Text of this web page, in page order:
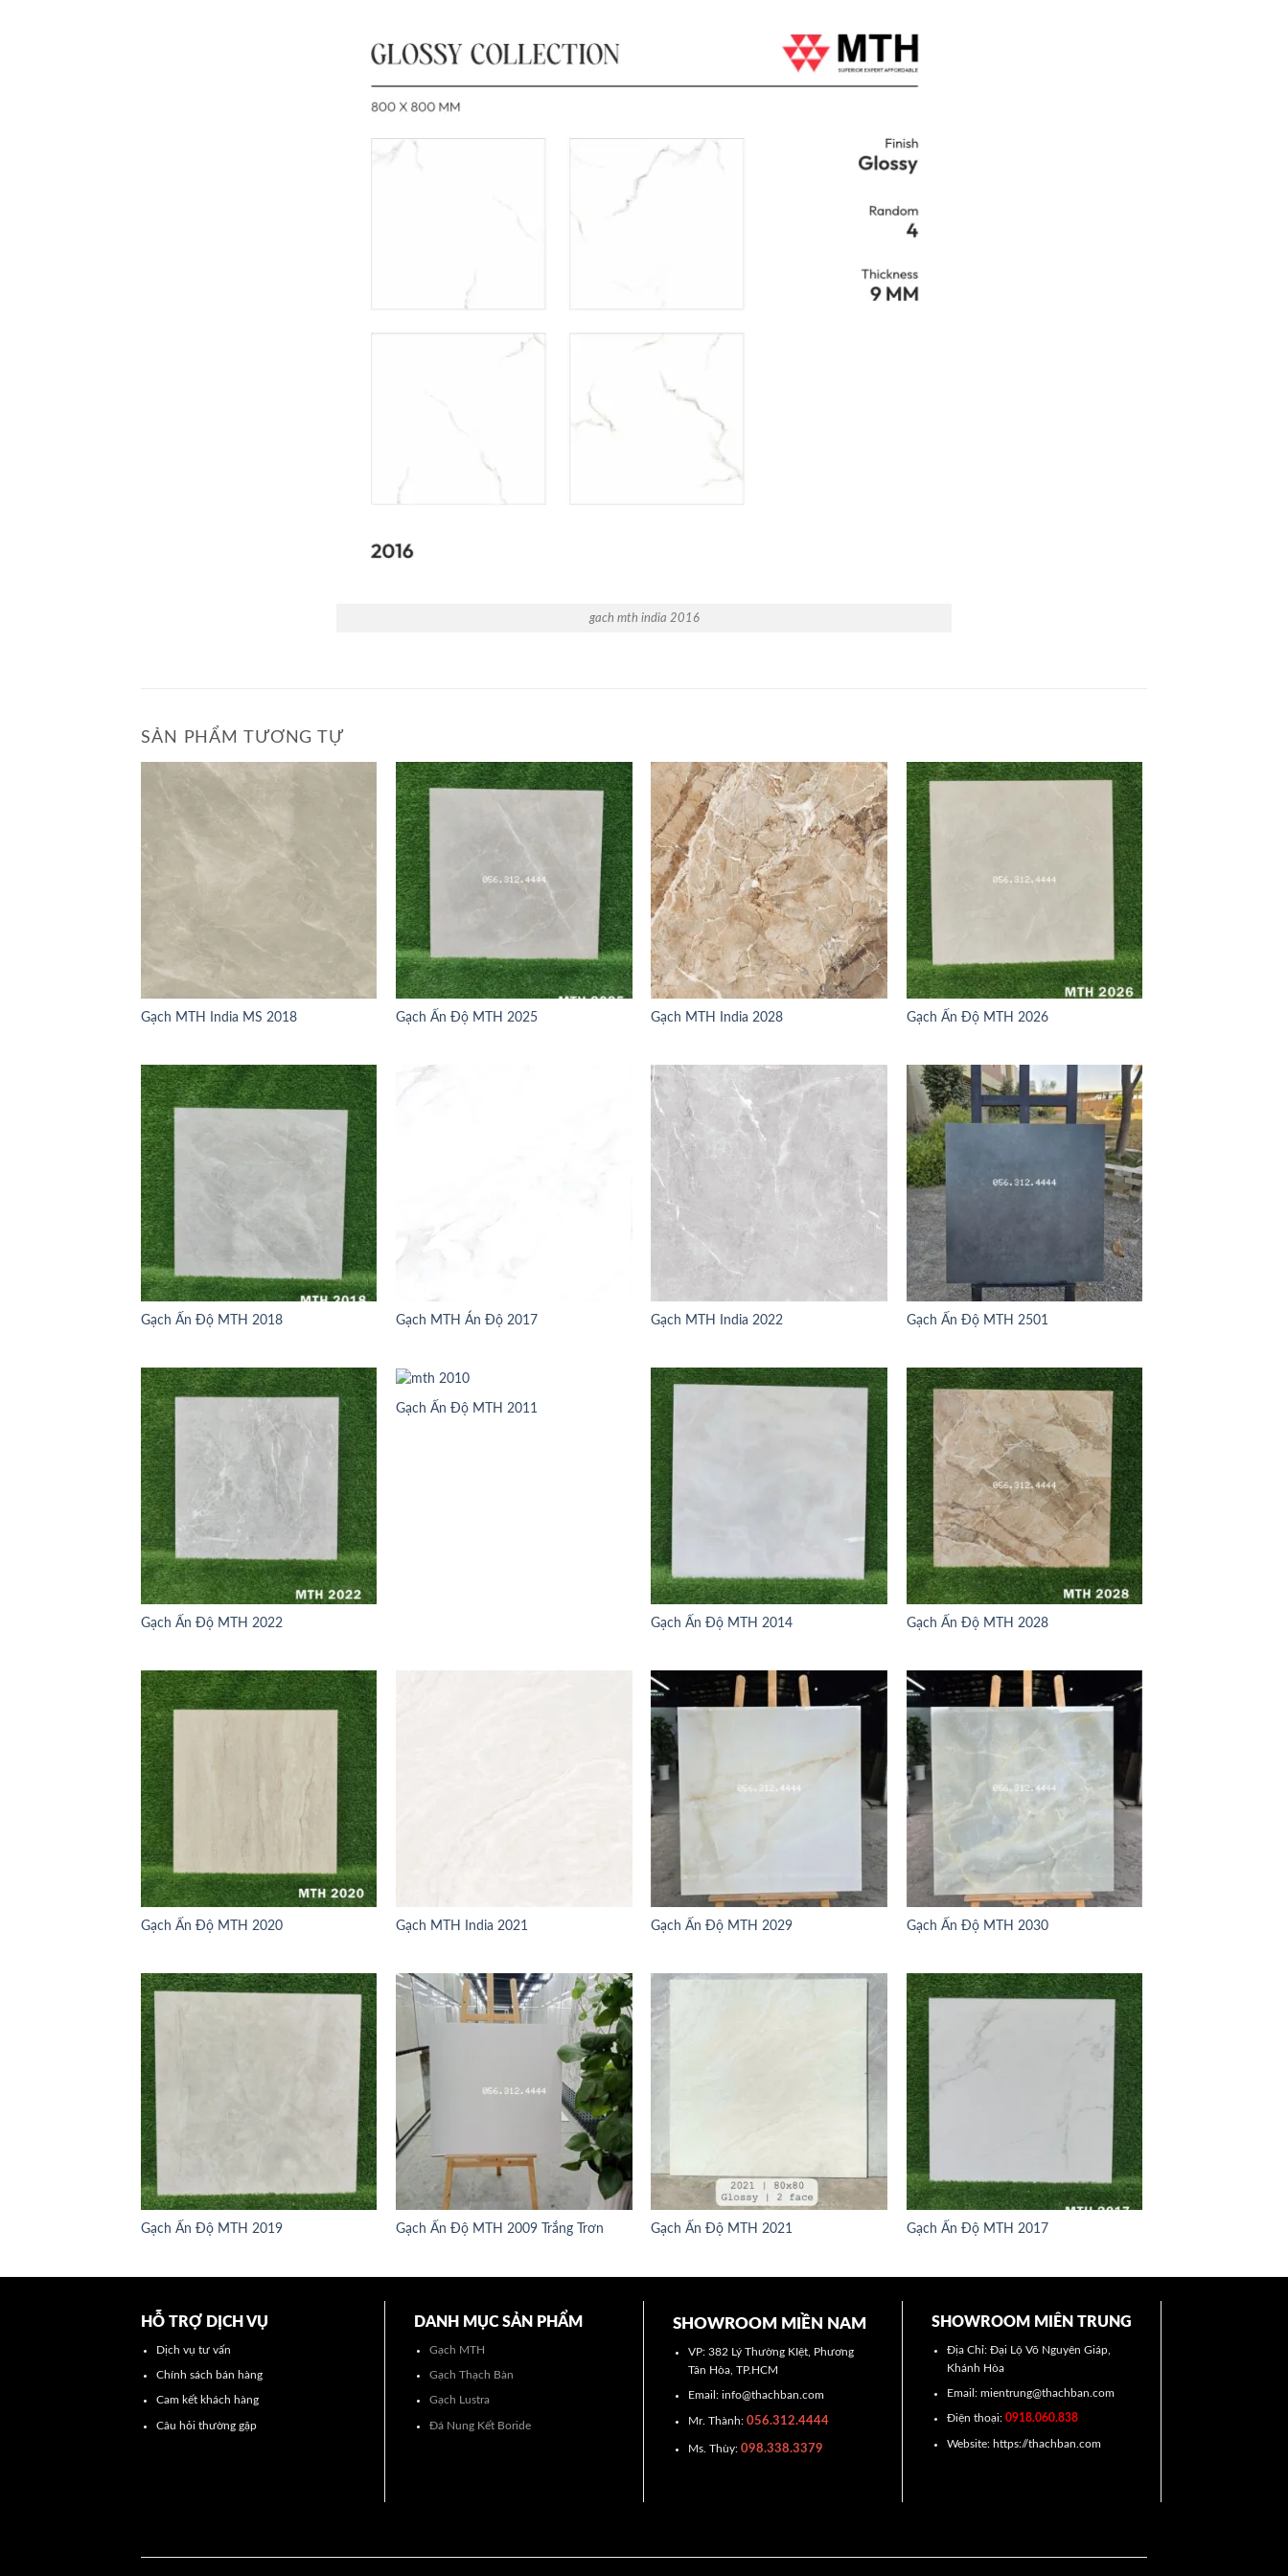
gach mth india 2016
SẢN PHẨM TƯƠNG TỰ
Gạch MTH India MS 2018 Gạch Ấn Độ MTH 2025 Gạch MTH India 2028 Gạch Ấn Độ MTH 2026
Gạch Ấn Độ MTH 2018 Gạch MTH Án Độ 2017 Gạch MTH India 2022 Gạch Ấn Độ MTH 2501
Gạch Ấn Độ MTH 2022
Gạch Ấn Độ MTH 2011
Gạch Ấn Độ MTH 2014 Gạch Ấn Độ MTH 2028
Gạch Ấn Độ MTH 2020 Gạch MTH India 2021 Gạch Ấn Độ MTH 2029 Gạch Ấn Độ MTH 2030
Gạch Ấn Độ MTH 2019 Gạch Ấn Độ MTH 2009 Trắng Trơn Gạch Ấn Độ MTH 2021 Gạch Ấn Độ MTH 2017
HỖ TRỢ DỊCH VỤ
Dịch vụ tư vấn
Chính sách bán hàng
Cam kết khách hàng
Câu hỏi thường gặp
DANH MỤC SẢN PHẨM
Gạch MTH
Gạch Thạch Bàn
Gạch Lustra
Đá Nung Kết Boride
SHOWROOM MIỀN NAM
VP: 382 Lý Thường KIệt, Phương
Tân Hòa, TP.HCM
Email: info@thachban.com
Mr. Thành:056.312.4444
Ms. Thùy: 098.338.3379
SHOWROOM MIÊN TRUNG
Địa Chỉ: Đại Lộ Võ Nguyên Giáp,
Khánh Hòa
Email: mientrung@thachban.com
Điện thoại: 0918.060.838
Website: https://thachban.com